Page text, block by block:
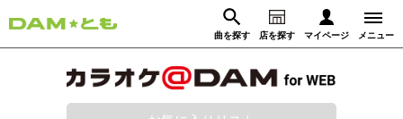
曲を探す 店を探す マイページ メニュー
ログイン